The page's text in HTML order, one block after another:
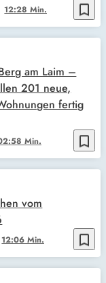
bookmark_border
12:28 Min.
bookmark_border
Min.
am Laim –
201 neue,
fertig
bookmark_border
12:06 Min.
vom